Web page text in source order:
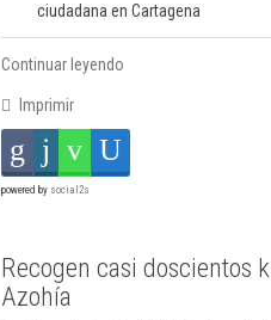
ciudadana en Cartagena
Continuar leyendo
Imprimir
powered by social2s
Recogen casi doscientos
Azohía